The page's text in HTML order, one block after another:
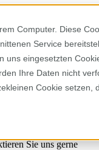
Computer. Diese
Service
uns eingesetzten
Ihre Daten nicht
Cookie
Sie uns gerne